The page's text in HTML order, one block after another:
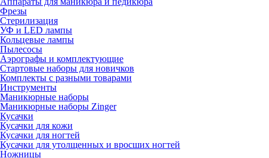
Фрезы
Стерилизация
УФ и LED лампы
Кольцевые лампы
Пылесосы
Аэрографы и комплектующие
Стартовые наборы для новичков
Комплекты с разными товарами
Инструменты
Маникюрные наборы
Маникюрные наборы Zinger
Кусачки
Кусачки для кожи
Кусачки для ногтей
Кусачки для утолщенных и вросших ногтей
Ножницы